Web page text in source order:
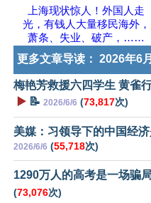
上海现状惊人！外国人走
光，有钱人大量移民海外，
萧条、失业、破产，……
更多文章导读： 2026年6
梅艳芳救援六四学生 黄雀
▶️ 📝 2026/6/6 (73,817次)
美媒：习领导下的中国经
2026/6/6 (55,718次)
1290万人的高考是一场骗
(73,076次)